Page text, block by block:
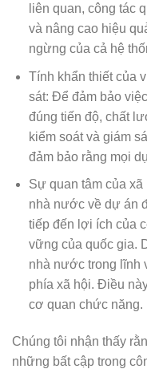
liên quan, công tác
và nâng cao hiệu
ngừng của cả hệ
Tính khẩn thiết của
sát: Để đảm bảo
đúng tiến độ, chất
kiểm soát và giám
đảm bảo rằng mọi
Sự quan tâm của
nhà nước về dự án
tiếp đến lợi ích của
vững của quốc gia.
nhà nước trong lĩnh
phía xã hội. Điều
cơ quan chức năng.
Chúng tôi nhận thấy
những bất cập trong